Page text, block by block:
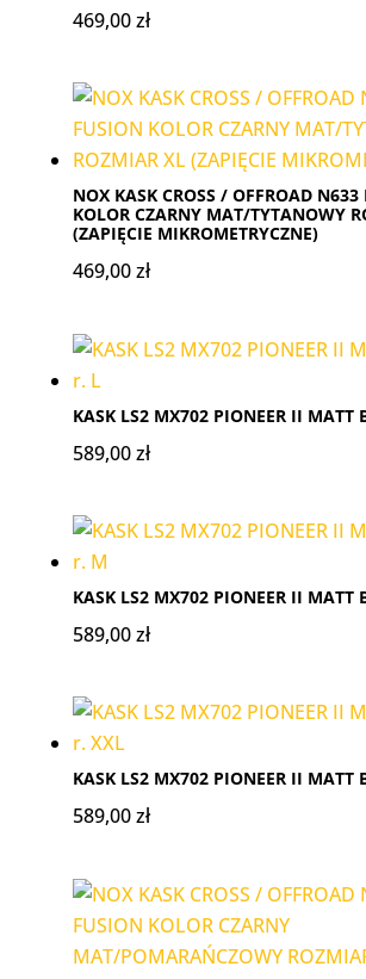
469,00zł
NOX KASK CROSS / OFFROAD N633
KOLOR CZARNY MAT/TYTANOWY
(ZAPIĘCIE MIKROMETRYCZNE)
469,00zł
KASK LS2 MX702 PIONEER II MATT
589,00zł
KASK LS2 MX702 PIONEER II MATT
589,00zł
KASK LS2 MX702 PIONEER II MATT
589,00zł